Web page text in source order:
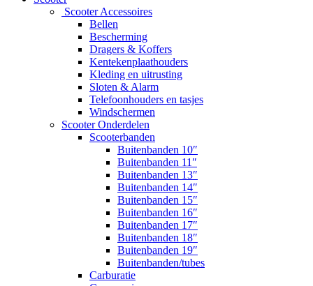
Scooter Accessoires
Bellen
Bescherming
Dragers & Koffers
Kentekenplaathouders
Kleding en uitrusting
Sloten & Alarm
Telefoonhouders en tasjes
Windschermen
Scooter Onderdelen
Scooterbanden
Buitenbanden 10″
Buitenbanden 11″
Buitenbanden 13″
Buitenbanden 14″
Buitenbanden 15″
Buitenbanden 16″
Buitenbanden 17″
Buitenbanden 18″
Buitenbanden 19″
Buitenbanden/tubes
Carburatie